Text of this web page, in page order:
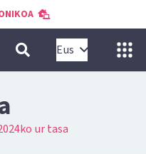
Eus
ur tasa